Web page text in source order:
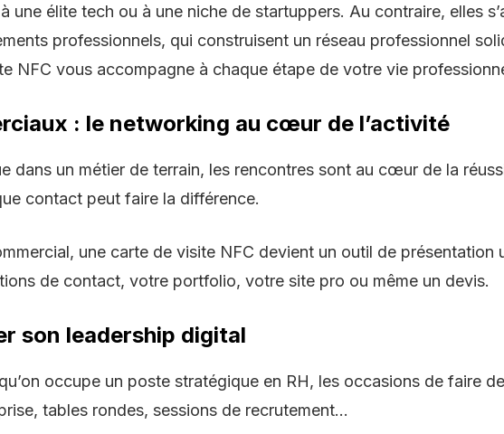
une élite tech ou à une niche de startuppers. Au contraire, elles
professionnels, qui construisent un réseau professionnel
NFC vous accompagne à chaque étape de votre vie
: le networking au cœur de l’activité
dans un métier de terrain, les rencontres sont au cœur de la
contact peut faire la différence.
une carte de visite NFC devient un outil de présentation
de contact, votre portfolio, votre site pro ou même un devis.
son leadership digital
occupe un poste stratégique en RH, les occasions de faire
tables rondes, sessions de recrutement…